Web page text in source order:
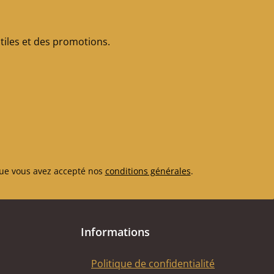
et des promotions.
vous avez accepté nos conditions générales.
Informations
Politique de confidentialité